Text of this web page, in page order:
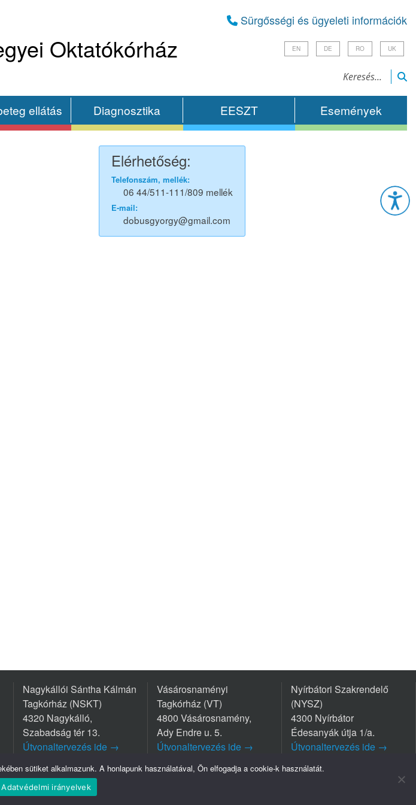
Oktatókórház
Sürgősségi és ügyeleti információk
EN DE RO UK
ellátás Diagnosztika EESZT Események
Elérhetőség:
Telefonszám, mellék:
06 44/511-111/809 mellék
E-mail:
dobusgyorgy@gmail.com
Nagykállói Sántha Kálmán
Tagkórház (NSKT)
4320 Nagykálló,
Szabadság tér 13.
Útvonaltervezés ide →
Vásárosnaményi
Tagkórház (VT)
4800 Vásárosnamény,
Ady Endre u. 5.
Útvonaltervezés ide →
Tel.: +36 45/570-770
Nyírbátori Szakrendelő
(NYSZ)
4300 Nyírbátor
Édesanyák útja 1/a.
Útvonaltervezés ide →
Minden jog fenntartva - 2026. Adatvédelem
sütiket alkalmazunk. A honlapunk használatával, Ön elfogadja a cookie-k használatát.
Adatvédelmi irányelvek